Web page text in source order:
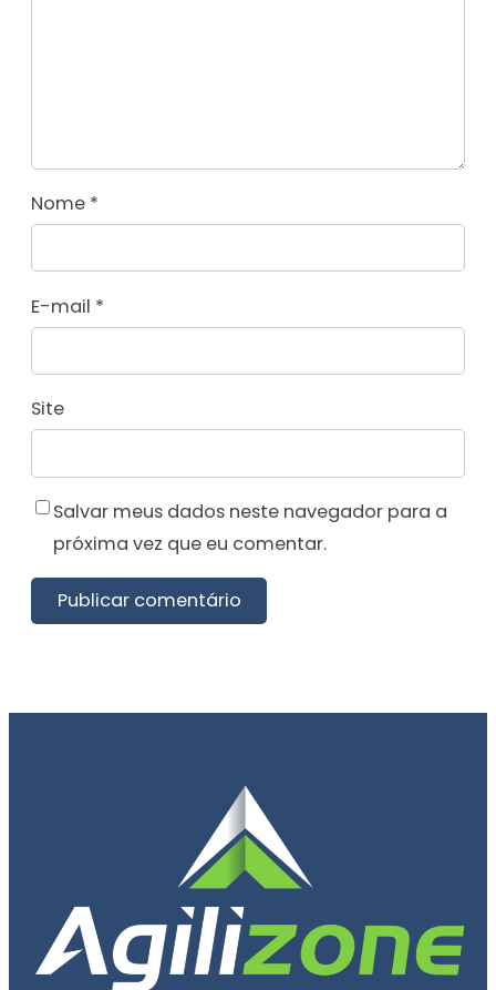
Nome *
E-mail *
Site
Salvar meus dados neste navegador para a
próxima vez que eu comentar.